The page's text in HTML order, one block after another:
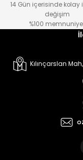
14 Gün içerisinde kolay
değişim
%100
Kılınçarslan